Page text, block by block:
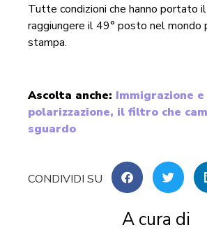
Tutte condizioni che hanno portato
raggiungere il 49° posto nel mondo
stampa.
Ascolta anche: Immigrazione e
polarizzazione, il filtro che
sguardo
A cura di